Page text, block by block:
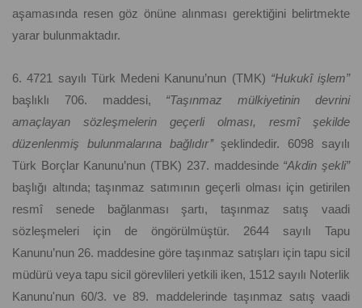
aşamasında resen göz önüne alınması gerektiğini belirtmekte
yarar bulunmaktadır.
6. 4721 sayılı Türk Medeni Kanunu’nun (TMK) “Hukukî işlem”
başlıklı 706. maddesi, “Taşınmaz mülkiyetinin devrini
amaçlayan sözleşmelerin geçerli olması, resmî şekilde
düzenlenmiş bulunmalarına bağlıdır’’şeklindedir. 6098 sayılı
Türk Borçlar Kanunu’nun (TBK) 237. maddesinde “Akdin şekli”
başlığı altında; taşınmaz satımının geçerli olması için getirilen
resmî senede bağlanması şartı, taşınmaz satış vaadi
sözleşmeleri için de öngörülmüştür. 2644 sayılı Tapu
Kanunu’nun 26. maddesine göre taşınmaz satışları için tapu sicil
müdürü veya tapu sicil görevlileri yetkili iken, 1512 sayılı Noterlik
Kanunu'nun 60/3. ve 89. maddelerinde taşınmaz satış vaadi